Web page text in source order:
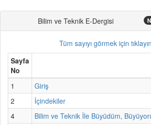
Bilim ve Teknik E-Dergisi
Tüm sayıyı görmek için
Sayfa
No
1
Giriş
2
İçindekiler
4
Bilim ve Teknik İle Büyüdüm,